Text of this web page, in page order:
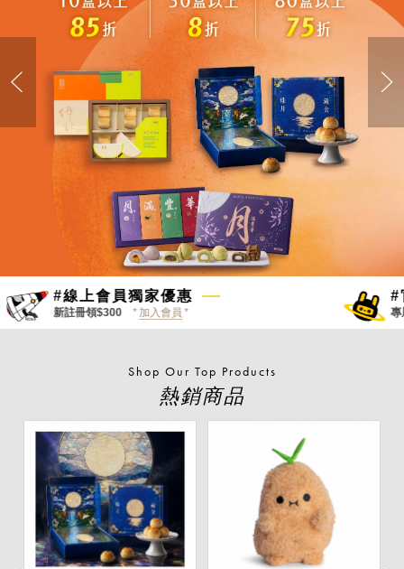
#線上會員獨家優惠
新註冊領$300 加入會員
#
專
Shop Our Top Products
熱銷商品